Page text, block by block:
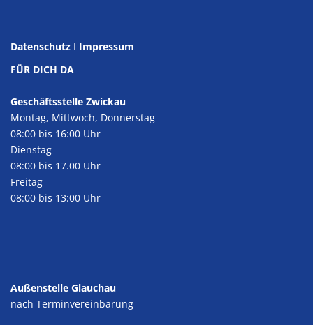
Datenschutz I Impressum
FÜR DICH DA
Geschäftsstelle Zwickau
Montag, Mittwoch, Donnerstag
08:00 bis 16:00 Uhr
Dienstag
08:00 bis 17.00 Uhr
Freitag
08:00 bis 13:00 Uhr
Außenstelle Glauchau
nach Terminvereinbarung